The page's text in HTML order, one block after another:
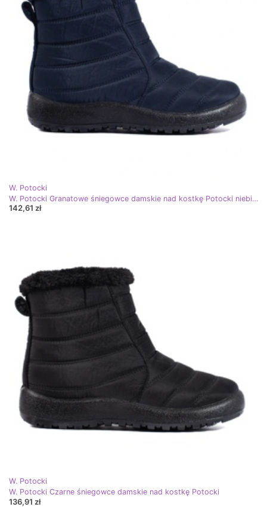
W. Potocki
W. Potocki Granatowe śniegowce damskie nad kostkę Potocki niebieskie
142,61 zł
W. Potocki
W. Potocki Czarne śniegowce damskie nad kostkę Potocki
136,91 zł